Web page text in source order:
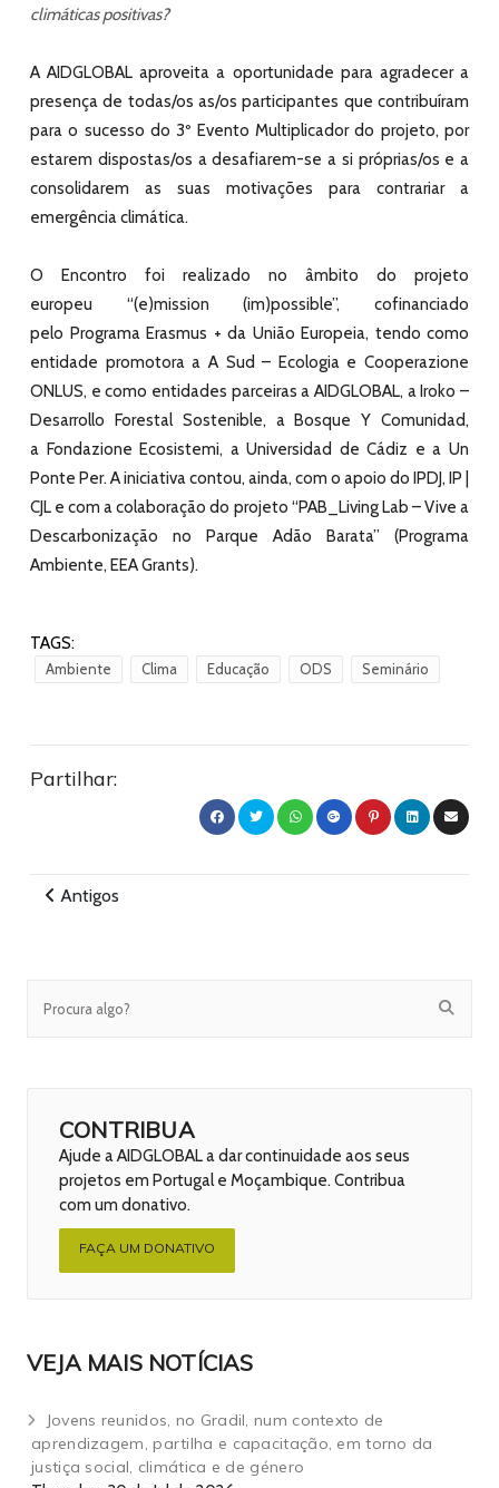
climáticas positivas?
A AIDGLOBAL aproveita a oportunidade para agradecer a
presença de todas/os as/os participantes que contribuíram
para o sucesso do 3º Evento Multiplicador do projeto, por
estarem dispostas/os a desafiarem-se a si próprias/os e a
consolidarem as suas motivações para contrariar a
emergência climática.
O Encontro foi realizado no âmbito do projeto
europeu “(e)mission (im)possible”, cofinanciado
pelo Programa Erasmus + da União Europeia, tendo como
entidade promotora a A Sud – Ecologia e Cooperazione
ONLUS, e como entidades parceiras a AIDGLOBAL, aIroko –
Desarrollo Forestal Sostenible, aBosque Y Comunidad,
a Fondazione Ecosistemi, aUniversidad de Cádiz e aUn
Ponte Per. A iniciativa contou, ainda, com o apoio do IPDJ, IP |
CJL e com a colaboração do projeto “PAB_Living Lab – Vive a
Descarbonização no Parque Adão Barata” (Programa
Ambiente, EEA Grants).
TAGS:
Ambiente Clima Educação ODS Seminário
Partilhar:
Antigos
CONTRIBUA
Ajude a AIDGLOBAL a dar continuidade aos seus
projetos em Portugal e Moçambique. Contribua
com um donativo.
FAÇA UM DONATIVO
VEJA MAIS NOTÍCIAS
Jovens reunidos, no Gradil, num contexto de
aprendizagem, partilha e capacitação, em torno da
justiça social, climática e de género